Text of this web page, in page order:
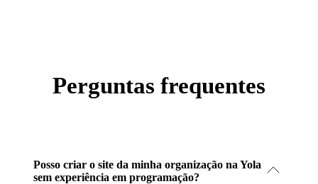
Perguntas frequentes
Posso criar o site da minha organização na Yola
sem experiência em programação?